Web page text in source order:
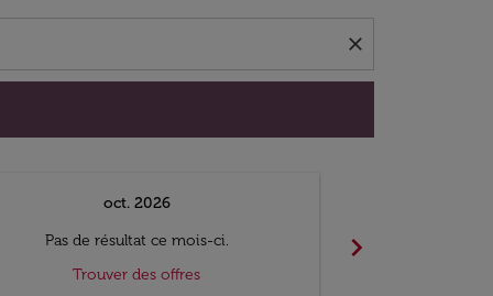
close
oct. 2026
Pas de résultat ce mois-ci.
Trouver des offres
chevron_right